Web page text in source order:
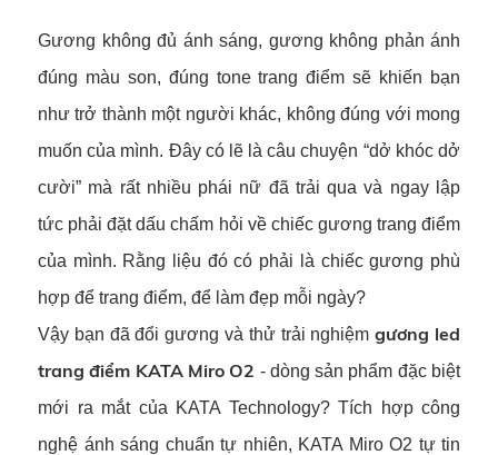
Gương không đủ ánh sáng, gương không phản ánh
đúng màu son, đúng tone trang điểm sẽ khiến bạn
như trở thành một người khác, không đúng với mong
muốn của mình. Đây có lẽ là câu chuyện “dở khóc dở
cười” mà rất nhiều phái nữ đã trải qua và ngay lập
tức phải đặt dấu chấm hỏi về chiếc gương trang điểm
của mình. Rằng liệu đó có phải là chiếc gương phù
hợp để trang điểm, để làm đẹp mỗi ngày?
Vậy bạn đã đổi gương và thử trải nghiệmgương led
trang điểm KATA Miro O2 - dòng sản phẩm đặc biệt
mới ra mắt của KATA Technology? Tích hợp công
nghệ ánh sáng chuẩn tự nhiên, KATA Miro O2 tự tin